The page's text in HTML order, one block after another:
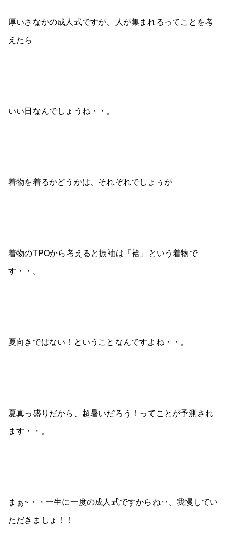
厚いさなかの成人式ですが、人が集まれるってことを考
えたら
いい日なんでしょうね・・。
着物を着るかどうかは、それぞれでしょぅが
着物のTPOから考えると振袖は「袷」という着物で
す・・。
夏向きではない！ということなんですよね・・。
夏真っ盛りだから、超暑いだろう！ってことが予測され
ます・・。
まぁ~・・一生に一度の成人式ですからね‥。我慢してい
ただきましょ！！